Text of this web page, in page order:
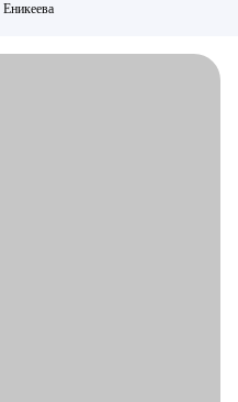
Еникеева